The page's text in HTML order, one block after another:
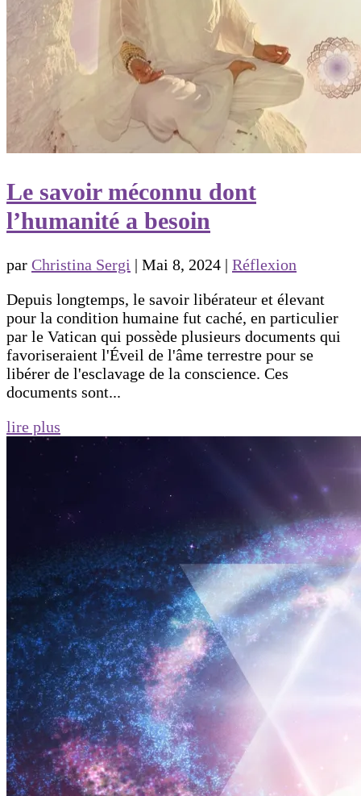
Le savoir méconnu dont
l’humanité a besoin
par Christina Sergi | Mai 8, 2024 | Réflexion
Depuis longtemps, le savoir libérateur et élevant
pour la condition humaine fut caché, en particulier
par le Vatican qui possède plusieurs documents qui
favoriseraient l'Éveil de l'âme terrestre pour se
libérer de l'esclavage de la conscience. Ces
documents sont...
lire plus